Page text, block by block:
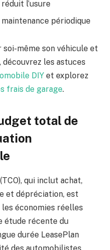
l’usure
périodique
même son véhicule et
les astuces
DIY et explorez
frais de garage.
total de
qui inclut achat,
et dépréciation, est
économies réelles
étude récente du
durée LeasePlan